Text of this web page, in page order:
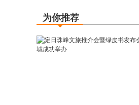
为你推荐